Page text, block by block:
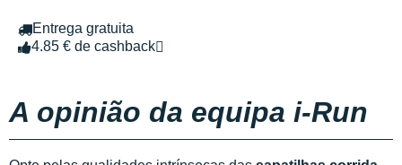
Entrega gratuita
4.85 € de cashback
A opinião da equipa i-Run